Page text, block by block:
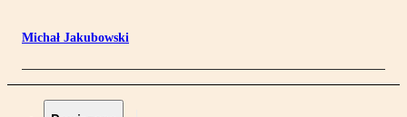
Michał Jakubowski